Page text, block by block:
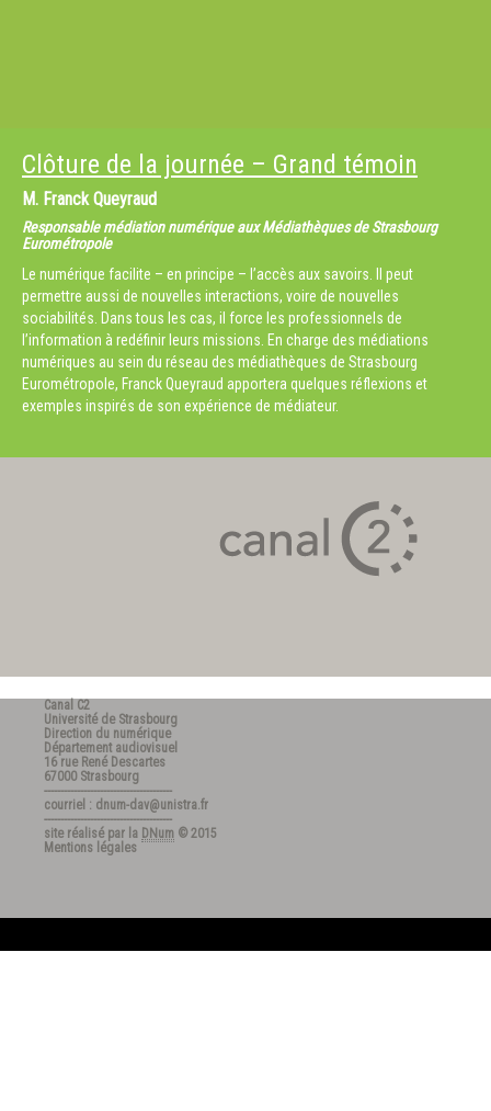
Clôture de la journée – Grand témoin
M. Franck Queyraud
Responsable médiation numérique aux Médiathèques de Strasbourg
Eurométropole
Le numérique facilite – en principe – l’accès aux savoirs. Il peut
permettre aussi de nouvelles interactions, voire de nouvelles
sociabilités. Dans tous les cas, il force les professionnels de
l’information à redéfinir leurs missions. En charge des médiations
numériques au sein du réseau des médiathèques de Strasbourg
Eurométropole, Franck Queyraud apportera quelques réflexions et
exemples inspirés de son expérience de médiateur.
Canal C2
Université de Strasbourg
Direction du numérique
Département audiovisuel
16 rue René Descartes
67000 Strasbourg
---------------------------------------
courriel : dnum-dav@unistra.fr
---------------------------------------
site réalisé par la DNum © 2015
Mentions légales